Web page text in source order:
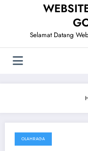
Selamat Datang
May 30, 2025
OLAHRAGA